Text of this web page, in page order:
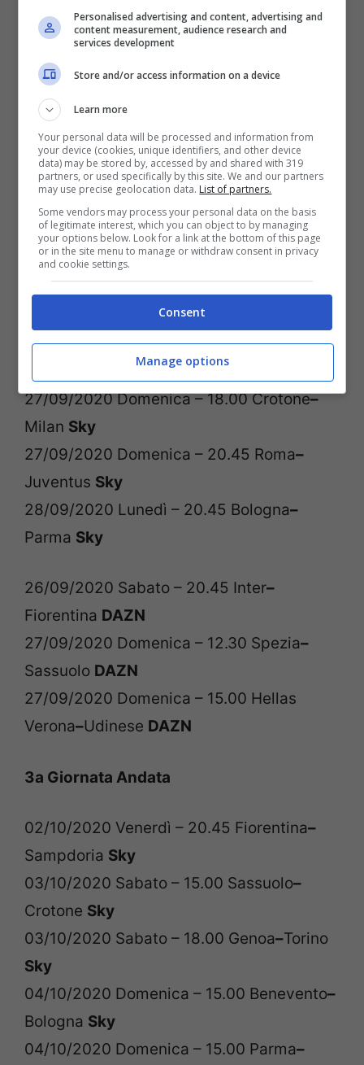
Lazio
AtalantaSky
30/09/2020 Mercoledì (orario da definire)
Udinese–SpeziaSky
2a Giornata Andata
26/09/2020 Sabato – 15.00 Torino-
AtalantaSky
26/09/2020 Sabato – 18.00 Cagliari–Lazio
Sky
27/09/2020 Domenica – 15.00 Napoli–
27/09/2020 Domenica – 18.00 Crotone–
Milan Sky
27/09/2020 Domenica – 20.45 Roma–
Juventus Sky
28/09/2020 Lunedì – 20.45 Bologna–
Parma Sky
26/09/2020 Sabato – 20.45 Inter–
Fiorentina DAZN
27/09/2020 Domenica – 12.30 Spezia–
Sassuolo DAZN
27/09/2020 Domenica – 15.00 Hellas
Verona–Udinese DAZN
3a Giornata Andata
02/10/2020 Venerdì – 20.45 Fiorentina–
Sampdoria Sky
03/10/2020 Sabato – 15.00 Sassuolo–
Crotone Sky
03/10/2020 Sabato – 18.00 Genoa–Torino
Sky
04/10/2020 Domenica – 15.00 Benevento–
Bologna Sky
04/10/2020 Domenica – 15.00 Parma–
Personalised advertising and content, advertising and
content measurement, audience research and
services development
Store and/or access information on a device
Learn more
Your personal data will be processed and information from
your device (cookies, unique identifiers, and other device
data) may be stored by, accessed by and shared with 319
partners, or used specifically by this site. We and our partners
may use precise geolocation data. List of partners.
Some vendors may process your personal data on the basis
of legitimate interest, which you can object to by managing
your options below. Look for a link at the bottom of this page
or in the site menu to manage or withdraw consent in privacy
and cookie settings.
Consent
Manage options